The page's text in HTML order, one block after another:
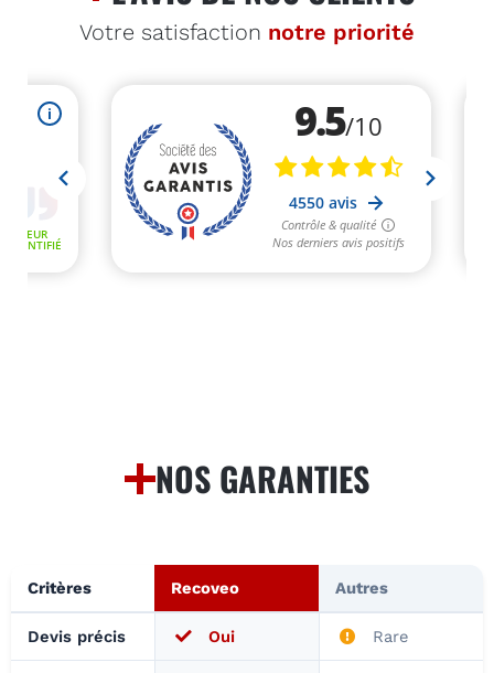
Votre satisfaction notre priorité
NOS GARANTIES
Critères Recoveo Autres
Devis précis Oui Rare